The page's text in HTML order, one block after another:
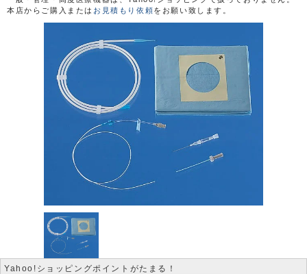
本店からご購入または お見積もり依頼をお願い致します。
Yahoo!ショッピングポイントがたまる！